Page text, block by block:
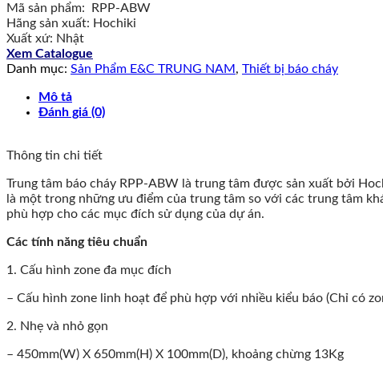
Mã sản phẩm: RPP-ABW
Hãng sản xuất: Hochiki
Xuất xứ: Nhật
Xem Catalogue
Danh mục: Sản Phẩm E&C TRUNG NAM , Thiết bị báo cháy
Mô tả
Đánh giá (0)
Thông tin chi tiết
Trung tâm báo cháy RPP-ABW là trung tâm được sản xuất bởi
là một trong những ưu điểm của trung tâm so với các trung tâm
phù hợp cho các mục đích sử dụng của dự án.
Các tính năng tiêu chuẩn
1. Cấu hình zone đa mục đích
– Cấu hình zone linh hoạt để phù hợp với nhiều kiểu báo (Chỉ có
2. Nhẹ và nhỏ gọn
– 450mm(W) X 650mm(H) X 100mm(D), khoảng chừng 13Kg